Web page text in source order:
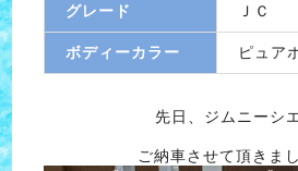
グレード ＪＣ
ボディーカラー ピュア
先日、ジムニーシ
ご納車させて頂きま